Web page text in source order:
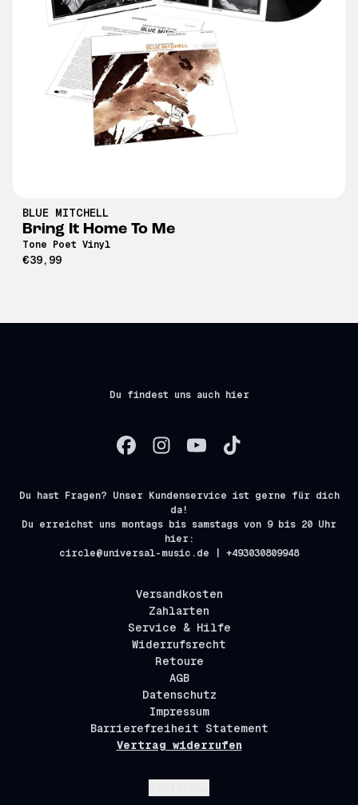
BLUE MITCHELL
Bring It Home To Me
Tone Poet Vinyl
€39,99
Du findest uns auch hier
Du hast Fragen? Unser Kundenservice ist gerne für dich
da!
Du erreichst uns montags bis samstags von 9 bis 20 Uhr
hier:
circle@universal-music.de | +493030809948
Versandkosten
Zahlarten
Service & Hilfe
Widerrufsrecht
Retoure
AGB
Datenschutz
Impressum
Barrierefreiheit Statement
Vertrag widerrufen